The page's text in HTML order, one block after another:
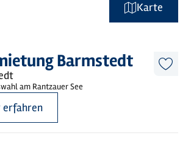
Karte
Barmstedt
am Rantzauer See
erfahren